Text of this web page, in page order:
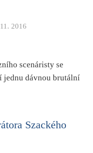
2016
scenáristy se
jednu dávnou brutální
Szackého